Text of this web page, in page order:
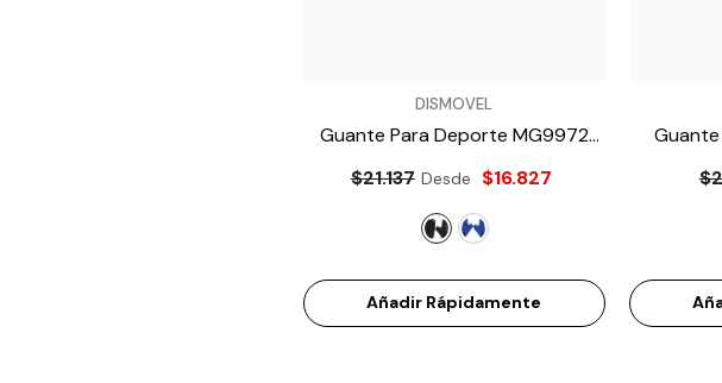
DISMOVEL
Guante Para Deporte MG9972
$21.137 Desde $16.827
Añadir Rápidamente